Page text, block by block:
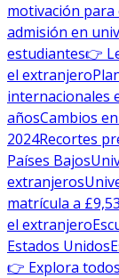
motivación
admisión en
estudiantes👉
el extranjero
internacionales
añosCambios
2024Recortes
Países Bajos
extranjeros
matrícula a
el extranjero
Estados Unidos
👉 Explora